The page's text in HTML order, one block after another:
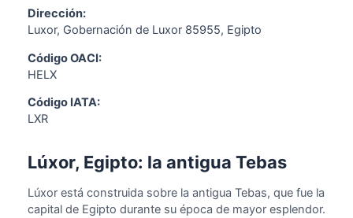
Dirección:
Luxor, Gobernación de Luxor 85955, Egipto
Código OACI:
HELX
Código IATA:
LXR
Lúxor, Egipto: la antigua Tebas
Lúxor está construida sobre la antigua Tebas, que fue la
capital de Egipto durante su época de mayor esplendor.